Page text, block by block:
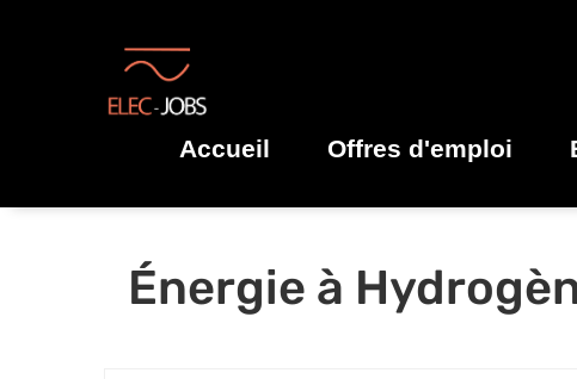
Accueil Offres d'emploi
Énergie à